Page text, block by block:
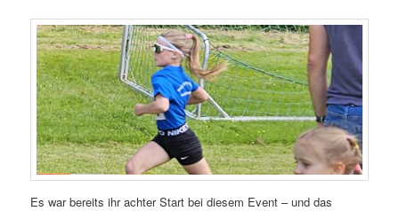
Es war bereits ihr achter Start bei diesem Event – und das